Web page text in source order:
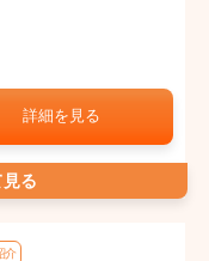
詳細を見る
る
介